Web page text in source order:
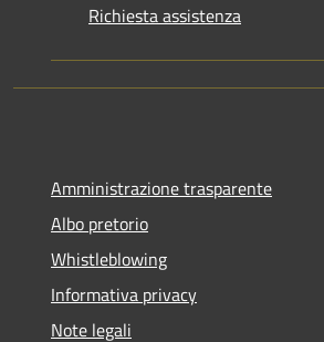
Richiesta assistenza
Amministrazione trasparente
Albo pretorio
Whistleblowing
Informativa privacy
Note legali